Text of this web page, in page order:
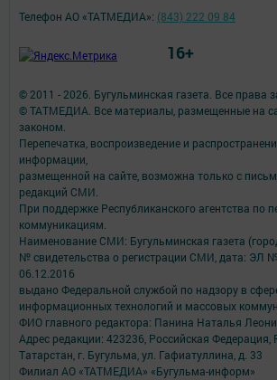
© 2011 - 2026. Бугульминская газета. Все права
© ТАТМЕДИА. Все материалы, размещенные на
законом.
Перепечатка, воспроизведение и
информации,
размещенной на сайте, возможна только с
редакций СМИ.
При поддержке Республиканского агентства по
коммуникациям.
Наименование СМИ: Бугульминская газета
№ свидетельства о регистрации СМИ, дата: ЭЛ
06.12.2016
выдано Федеральной службой по надзору в
информационных технологий и массовых
ФИО главного редактора: Панина Наталья
Адрес редакции: 423236, Российская Федерация,
Татарстан, г. Бугульма, ул. Гафиатуллина, д. 33
Филиал АО «ТАТМЕДИА» «Бугульма-информ»
Телефон АО «ТАТМЕДИА»: (843) 222 09 84
16+